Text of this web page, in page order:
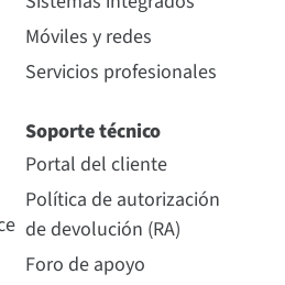
Móviles y redes
Servicios profesionales
Soporte técnico
Portal del cliente
Política de autorización
de devolución (RA)
Foro de apoyo